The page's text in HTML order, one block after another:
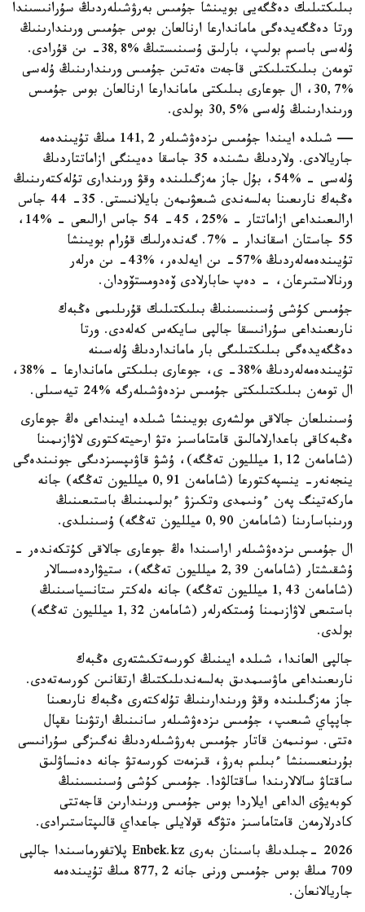
بىلىكتىلىك دەڭگەيى بويىنشا جۇمىس بەرۋشىلەردىڭ سۇرانىسىندا
ورتا دەڭگەيدەگى ماماندارعا ارنالعان بوس جۇمىس ورىندارىنىڭ
ۇلەسى باسىم بولىپ، بارلىق ۇسىنىستىڭ %38,8- ىن قۇرادى.
تومەن بىلىكتىلىكتى قاجەت ەتەتىن جۇمىس ورىندارىنىڭ ۇلەسى
%30,7، ال جوعارى بىلىكتى ماماندارعا ارنالعان بوس جۇمىس
ورىندارىنىڭ ۇلەسى %30,5 بولدى.
— شىلدە ايىندا جۇمىس ىزدەۋشىلەر 141,2 مىڭ تۇيىندەمە
جاريالادى. ولاردىڭ ىشىندە 35 جاسقا دەيىنگى ازاماتتاردىڭ
ۇلەسى - %54، بۇل جاز مەزگىلىندە وقۋ ورىندارى تۇلەكتەرىنىڭ
ەڭبەك نارىعىنا بەلسەندى شىعۋىمەن بايلانىستى. 35- 44 جاس
ارالىعىنداعى ازاماتتار - %25، 45- 54 جاس ارالىعى - %14،
55 جاستان اسقاندار - %7. گەندەرلىك قۇرام بويىنشا
تۇيىندەمەلەردىڭ %57- ىن ايەلدەر، %43- ىن ەرلەر
ورنالاستىرعان، - دەپ حابارلادى ۆەدومستۆودان.
جۇمىس كۇشى ۇسىنىسىنىڭ بىلىكتىلىك قۇرىلىمى ەڭبەك
نارىعىنداعى سۇرانىسقا جالپى سايكەس كەلەدى. ورتا
دەڭگەيدەگى بىلىكتىلىگى بار مامانداردىڭ ۇلەسىنە
تۇيىندەمەلەردىڭ %38- ى، جوعارى بىلىكتى ماماندارعا - %38،
ال تومەن بىلىكتىلىكتى جۇمىس ىزدەۋشىلەرگە %24 تيەسىلى.
ۇسىنىلعان جالاقى مولشەرى بويىنشا شىلدە ايىنداعى ەڭ جوعارى
ەڭبەكاقى باعدارلامالىق قامتاماسىز ەتۋ ارحيتەكتورى لاۋازىمىنا
(شامامەن 1,12 ميلليون تەڭگە)، ۇشۋ قاۋىپسىزدىگى جونىندەگى
ينجەنەر- ينسپەكتورعا (شامامەن 0,91 ميلليون تەڭگە) جانە
ماركەتينگ پەن ءونىمدى وتكىزۋ ءبولىمىنىڭ باستىعىنىڭ
ورىنباسارىنا (شامامەن 0,90 ميلليون تەڭگە) ۇسىنىلدى.
ال جۇمىس ىزدەۋشىلەر اراسىندا ەڭ جوعارى جالاقى كۇتكەندەر -
ۇشقىشتار (شامامەن 2,39 ميلليون تەڭگە)، ستيۋاردەسسالار
(شامامەن 1,43 ميلليون تەڭگە) جانە ەلەكتر ستانسياسىنىڭ
باستىعى لاۋازىمىنا ۇمىتكەرلەر (شامامەن 1,32 ميلليون تەڭگە)
بولدى.
جالپى العاندا، شىلدە ايىنىڭ كورسەتكىشتەرى ەڭبەك
نارىعىنداعى ماۋسىمدىق بەلسەندىلىكتىڭ ارتقانىن كورسەتەدى.
جاز مەزگىلىندە وقۋ ورىندارىنىڭ تۇلەكتەرى ەڭبەك نارىعىنا
جاپپاي شىعىپ، جۇمىس ىزدەۋشىلەر سانىنىڭ ارتۋىنا ىقپال
ەتتى. سونىمەن قاتار جۇمىس بەرۋشىلەردىڭ نەگىزگى سۇرانىسى
بۇرىنعىسىنشا ءبىلىم بەرۋ، قىزمەت كورسەتۋ جانە دەنساۋلىق
ساقتاۋ سالالارىندا ساقتالۋدا. جۇمىس كۇشى ۇسىنىسىنىڭ
كوبەيۋى الداعى ايلاردا بوس جۇمىس ورىندارىن قاجەتتى
كادرلارمەن قامتاماسىز ەتۋگە قولايلى جاعداي قالىپتاستىرادى.
2026 -جىلدىڭ باسىنان بەرى Enbek.kz پلاتفورماسىندا جالپى
709 مىڭ بوس جۇمىس ورنى جانە 877,2 مىڭ تۇيىندەمە
جاريالانعان.